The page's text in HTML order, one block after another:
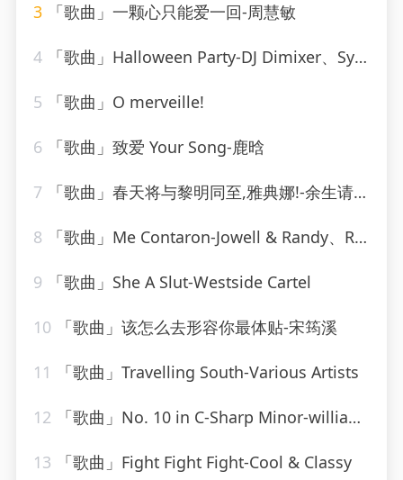
3 「歌曲」一颗心只能爱一回-周慧敏
4 「歌曲」Halloween Party-DJ Dimixer、Syntheticsax
5 「歌曲」O merveille!
6 「歌曲」致爱 Your Song-鹿晗
7 「歌曲」春天将与黎明同至,雅典娜!-余生请珍惜
8 「歌曲」Me Contaron-Jowell & Randy、Rauw Alejandro
9 「歌曲」She A Slut-Westside Cartel
10 「歌曲」该怎么去形容你最体贴-宋筠溪
11 「歌曲」Travelling South-Various Artists
12 「歌曲」No. 10 in C-Sharp Minor-william kapell、Dmitri Shostakovich
13 「歌曲」Fight Fight Fight-Cool & Classy